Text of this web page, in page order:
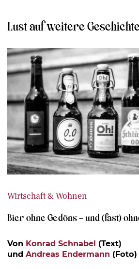
Lust auf weitere
Wirtschaft & Wohnen
Bier ohne Gedöns – und (fast)
Von Konrad Schnabel (Text)
und Andreas Endermann (Foto)